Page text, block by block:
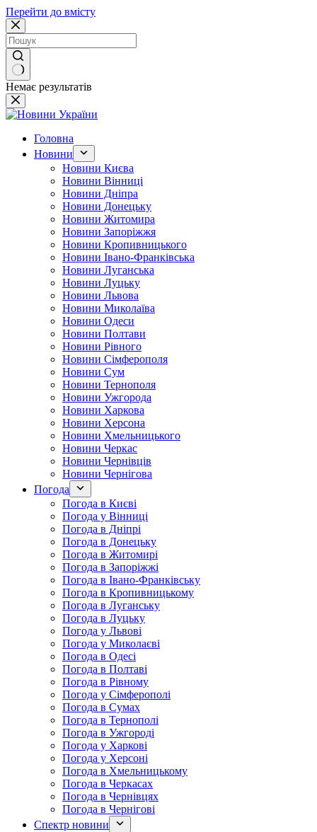
Перейти до вмісту
Немає результатів
Головна
Новини
Новини Києва
Новини Вінниці
Новини Дніпра
Новини Донецьку
Новини Житомира
Новини Запоріжжя
Новини Кропивницького
Новини Івано-Франківська
Новини Луганська
Новини Луцьку
Новини Львова
Новини Миколаїва
Новини Одеси
Новини Полтави
Новини Рівного
Новини Сімферополя
Новини Сум
Новини Тернополя
Новини Ужгорода
Новини Харкова
Новини Херсона
Новини Хмельницького
Новини Черкас
Новини Чернівців
Новини Чернігова
Погода
Погода в Києві
Погода у Вінниці
Погода в Дніпрі
Погода в Донецьку
Погода в Житомирі
Погода в Запоріжжі
Погода в Івано-Франківську
Погода в Кропивницькому
Погода в Луганську
Погода в Луцьку
Погода у Львові
Погода у Миколаєві
Погода в Одесі
Погода в Полтаві
Погода в Рівному
Погода у Сімферополі
Погода в Сумах
Погода в Тернополі
Погода в Ужгороді
Погода у Харкові
Погода у Херсоні
Погода в Хмельницькому
Погода в Черкасах
Погода в Чернівцях
Погода в Чернігові
Спектр новини